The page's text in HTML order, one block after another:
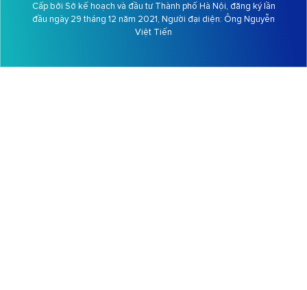
Cấp bởi Sở kế hoạch và đầu tư Thành phố Hà Nội, đăng ký lần
đầu ngày 29 tháng 12 năm 2021, Người đại diện: Ông Nguyễn
Việt Tiến